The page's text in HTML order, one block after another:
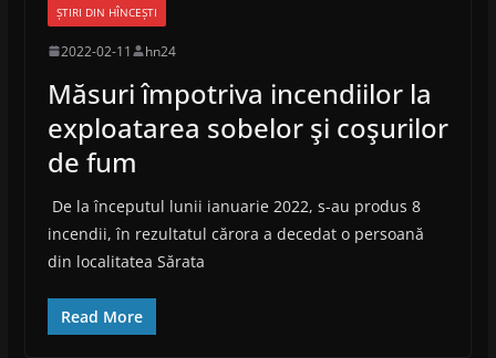
ȘTIRI DIN HÎNCEȘTI
2022-02-11 hn24
Măsuri împotriva incendiilor la
exploatarea sobelor şi coşurilor
de fum
De la începutul lunii ianuarie 2022, s-au produs 8
incendii, în rezultatul cărora a decedat o persoană
din localitatea Sărata
Read More